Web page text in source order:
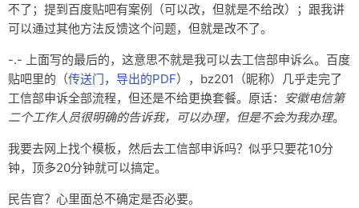
不了；提到百度贴吧有案例（可以改，但就是不给改）；跟我讲
可以通过其他方法反馈这个问题，但就是改不了。
-.- 上面写的最后的，这意思不就是我可以去工信部申诉么。百度
贴吧里的（传送门 ， 导出的PDF），bz201（昵称）几乎走完了
工信部申诉全部流程，但还是不给更换套餐。原话：
安徽电信第
二个工作人员很明确的告诉我，可以办理，但是不会为我办理。
我要去网上找个模板，然后去工信部申诉吗？似乎只要花10分
钟，顶多20分钟就可以搞定。
民告官？心里面总不确定是否必要。